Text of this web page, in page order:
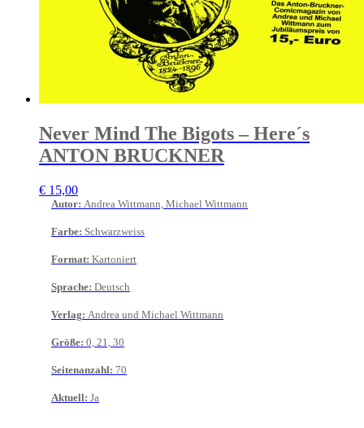
Never Mind The Bigots – Here´s
ANTON BRUCKNER
€ 15,00
Autor: Andrea Wittmann, Michael Wittmann
Farbe: Schwarzweiss
Format: Kartoniert
Sprache: Deutsch
Verlag: Andrea und Michael Wittmann
Größe: 0, 21, 30
Seitenanzahl: 70
Aktuell: Ja